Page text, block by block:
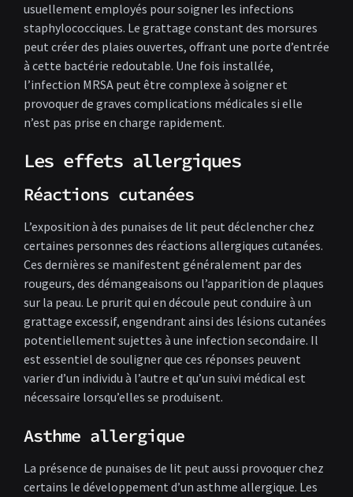
usuellement employés pour soigner les infections
staphylococciques. Le grattage constant des morsures
peut créer des plaies ouvertes, offrant une porte d’entrée
à cette bactérie redoutable. Une fois installée,
l’infection MRSA peut être complexe à soigner et
provoquer de graves complications médicales si elle
n’est pas prise en charge rapidement.
Les effets allergiques
Réactions cutanées
L’exposition à des punaises de lit peut déclencher chez
certaines personnes des réactions allergiques cutanées.
Ces dernières se manifestent généralement par des
rougeurs, des démangeaisons ou l’apparition de plaques
sur la peau. Le prurit qui en découle peut conduire à un
grattage excessif, engendrant ainsi des lésions cutanées
potentiellement sujettes à une infection secondaire. Il
est essentiel de souligner que ces réponses peuvent
varier d’un individu à l’autre et qu’un suivi médical est
nécessaire lorsqu’elles se produisent.
Asthme allergique
La présence de punaises de lit peut aussi provoquer chez
certains le développement d’un asthme allergique. Les